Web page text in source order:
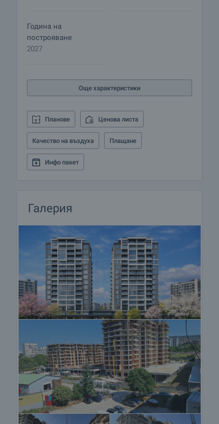
надземни паркоместа или гараж.
Кварталът е разположен на северозапад от
детски градини ЦДГ 35 „Синчец“, ДГ 36 „Морска
Звездица“, училища ПГИ „Д-р Иван Богоров“, ОУ
МОЛ Галерия, поликлиника „Младост“, мебелна
къща „Лазур”, хипер маркетите Mr. Bricolage,
Досев Импекс, пазар „Младост“, My market, ЦБА,
Кауфланд, Лидл, гостилница „Гюрлата”, ледена
пързалка „Младост“, стадион „Младост“, парк–
музей „Владислав Варненчик“ и други.
• Единствена по рода си оферта за покупка на
жилище в небостъргач.
• Разнообразие от двустайни, тристайни и
четиристайни апартаменти в луксозен жилищен
комплекс във Варна.
• Нови жилища сред зеленина, спокойствие,
тишина, комфорт.
• Красиви гледки към морето, града и
Варненското езеро.
• Пешеходно разстояние до търговски център,
парк, възлови булеварди и училища.
• Наличие на паркоместа.
• Луксозно строителство с висококачествени
материали на достъпна цена.
• Инвеститор с отлична репутация.
• Безупречен инфраструктурен достъп.
Оглед на имота
Можем да организираме оглед на имота в
удобно за вас време. За целта, свържете се с
Година на
построяване
2027
Още характеристики
Планове Ценова листа
Качество на въздуха Плащане
Инфо пакет
Галерия